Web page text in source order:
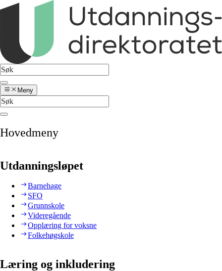
Meny
Hovedmeny
Utdanningsløpet
Barnehage
SFO
Grunnskole
Videregående
Opplæring for voksne
Folkehøgskole
Læring og inkludering